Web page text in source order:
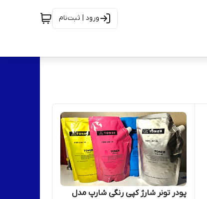
ورود | ثبت‌نام
پودر تونر شارژ کپی رنگی شارپ مدل